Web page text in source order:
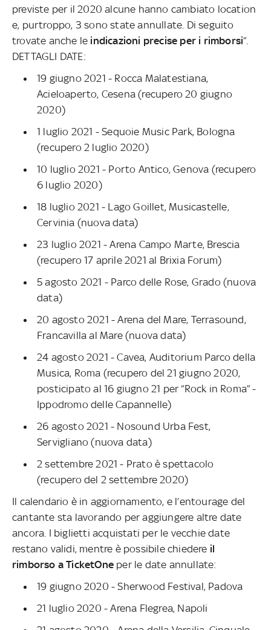
previste per il 2020 alcune hanno cambiato location
e, purtroppo, 3 sono state annullate. Di seguito
trovate anche le indicazioni precise per i rimborsi”.
DETTAGLI DATE:
19 giugno 2021 - Rocca Malatestiana,
Acieloaperto, Cesena (recupero 20 giugno
2020)
1 luglio 2021 - Sequoie Music Park, Bologna
(recupero 2 luglio 2020)
10 luglio 2021 - Porto Antico, Genova (recupero
6 luglio 2020)
18 luglio 2021 - Lago Goillet, Musicastelle,
Cervinia (nuova data)
23 luglio 2021 - Arena Campo Marte, Brescia
(recupero 17 aprile 2021 al Brixia Forum)
5 agosto 2021 - Parco delle Rose, Grado (nuova
data)
20 agosto 2021 - Arena del Mare, Terrasound,
Francavilla al Mare (nuova data)
24 agosto 2021 - Cavea, Auditorium Parco della
Musica, Roma (recupero del 21 giugno 2020,
posticipato al 16 giugno 21 per “Rock in Roma” -
Ippodromo delle Capannelle)
26 agosto 2021 - Nosound Urba Fest,
Servigliano (nuova data)
2 settembre 2021 - Prato è spettacolo
(recupero del 2 settembre 2020)
Il calendario è in aggiornamento, e l’entourage del
cantante sta lavorando per aggiungere altre date
ancora. I biglietti acquistati per le vecchie date
restano validi, mentre è possibile chiedere il
rimborso a TicketOne per le date annullate:
19 giugno 2020 - Sherwood Festival, Padova
21 luglio 2020 - Arena Flegrea, Napoli